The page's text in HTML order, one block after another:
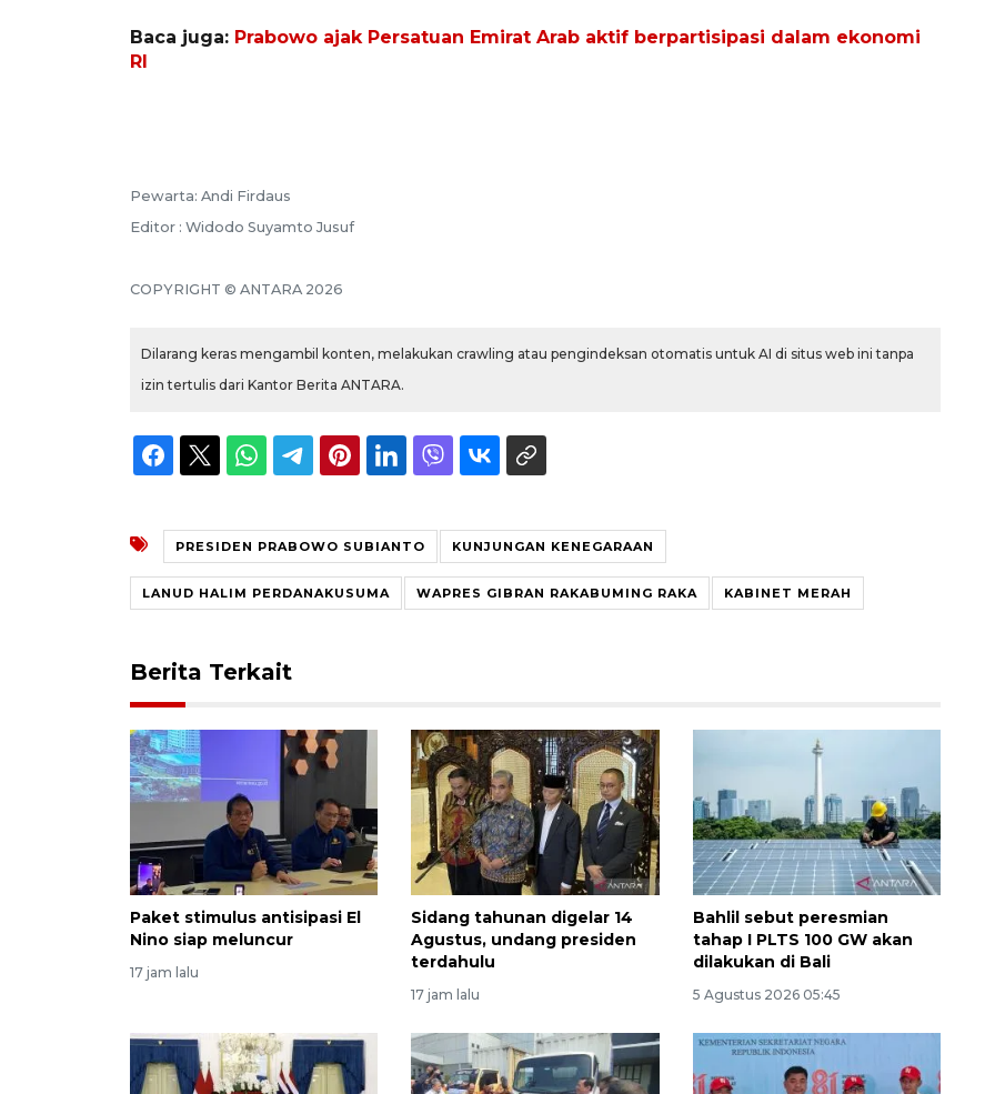
Baca juga: Prabowo ajak Persatuan Emirat Arab aktif berpartisipasi dalam ekonomi
RI
Pewarta: Andi Firdaus
Editor : Widodo Suyamto Jusuf
COPYRIGHT © ANTARA 2026
Dilarang keras mengambil konten, melakukan crawling atau pengindeksan otomatis untuk AI di situs web ini tanpa
izin tertulis dari Kantor Berita ANTARA.
PRESIDEN PRABOWO SUBIANTO KUNJUNGAN KENEGARAAN
LANUD HALIM PERDANAKUSUMA WAPRES GIBRAN RAKABUMING RAKA KABINET MERAH
Berita Terkait
Paket stimulus antisipasi El
Nino siap meluncur
17 jam lalu
Sidang tahunan digelar 14
Agustus, undang presiden
terdahulu
17 jam lalu
Bahlil sebut peresmian
tahap I PLTS 100 GW akan
dilakukan di Bali
5 Agustus 2026 05:45